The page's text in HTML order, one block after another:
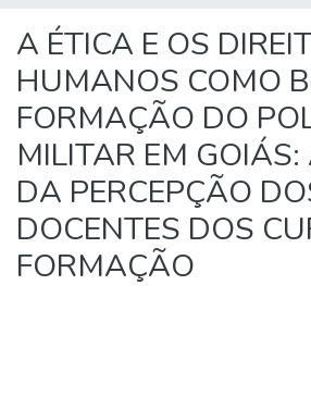
A ÉTICA E OS
HUMANOS COMO
FORMAÇÃO DO
MILITAR EM
DA PERCEPÇÃO
DOCENTES DOS
FORMAÇÃO